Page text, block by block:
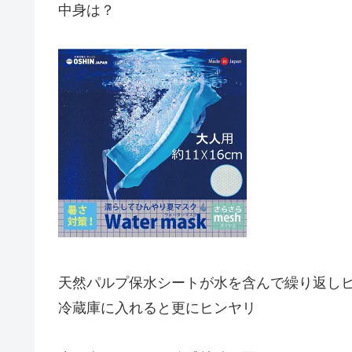
中身は？
天然パルプ保水シートが水を含んで繰り返し
冷蔵庫に入れると更にヒンヤリ